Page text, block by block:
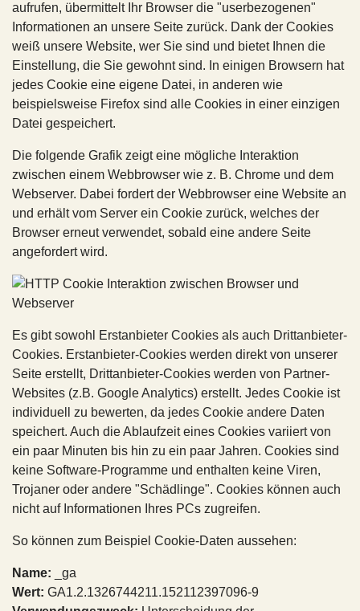
aufrufen, übermittelt Ihr Browser die "userbezogenen"
Informationen an unsere Seite zurück. Dank der Cookies
weiß unsere Website, wer Sie sind und bietet Ihnen die
Einstellung, die Sie gewohnt sind. In einigen Browsern hat
jedes Cookie eine eigene Datei, in anderen wie
beispielsweise Firefox sind alle Cookies in einer einzigen
Datei gespeichert.
Die folgende Grafik zeigt eine mögliche Interaktion
zwischen einem Webbrowser wie z. B. Chrome und dem
Webserver. Dabei fordert der Webbrowser eine Website an
und erhält vom Server ein Cookie zurück, welches der
Browser erneut verwendet, sobald eine andere Seite
angefordert wird.
Es gibt sowohl Erstanbieter Cookies als auch Drittanbieter-
Cookies. Erstanbieter-Cookies werden direkt von unserer
Seite erstellt, Drittanbieter-Cookies werden von Partner-
Websites (z.B. Google Analytics) erstellt. Jedes Cookie ist
individuell zu bewerten, da jedes Cookie andere Daten
speichert. Auch die Ablaufzeit eines Cookies variiert von
ein paar Minuten bis hin zu ein paar Jahren. Cookies sind
keine Software-Programme und enthalten keine Viren,
Trojaner oder andere "Schädlinge". Cookies können auch
nicht auf Informationen Ihres PCs zugreifen.
So können zum Beispiel Cookie-Daten aussehen:
Name: _ga
Wert: GA1.2.1326744211.152112397096-9